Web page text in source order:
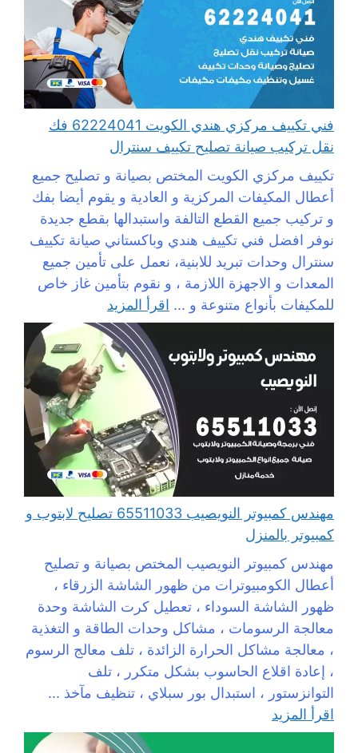
فني تكييف مركزي هندي الكويت 62224041 فك
نقل تركيب صيانة تصليح تكييف سنترال
تكييف مركزي الكويت المختص بصيانة و تصليح جميع
أعطال المكيفات المركزية و العادية و يقوم أيضا بفك
و تركيب جميع القطع التالفة واستبدالها بقطع جديدة
نوفر افضل فني تكييف هندي وباكستاني صيانة تكييف
سنترال وحدات تبريد للابنية، نعمل على تأمين جميع
المعدات و الاجهزة اللازمة ، و نقوم بتأمين غاز خاص
للمكيفات بأنواع متنوعة و ... اقرأ المزيد
مهندس كمبيوتر النويصيب 65511033 تصليح لابتوب و
كمبيوتر بالمنزل
مهندس كمبيوتر النويصيب المختص بصيانة و تصليح
أعطال الكومبيوترات من ظهور الشاشة الزرقاء ،
ظهور الشاشة السوداء ، تعطيل كرت الشاشة وحدة
معالجة الرسومات ، مشاكل وحدات الطاقة و التغذية
، معالجة مشاكل الحرارة الزائدة ، تلف معالج الرسوم
، إعادة اقلاع الحاسوب بشكل متكرر ، تلف
التوانزستور ، استبدال بور سبلاي ، تنظيف مآخذ ...
اقرأ المزيد